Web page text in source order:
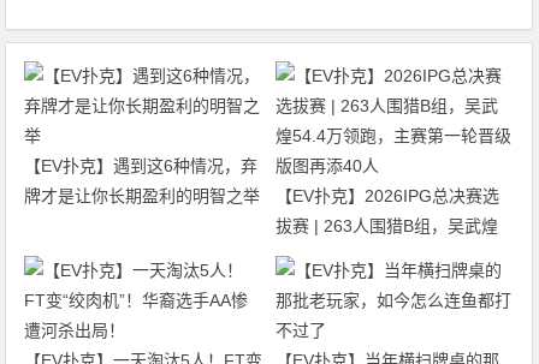
【EV扑克】遇到这6种情况，弃
牌才是让你长期盈利的明智之举
【EV扑克】2026IPG总决赛选
拔赛 | 263人围猎B组，吴武煌
54.4万领跑，主赛第一轮晋级版
图再添40人
【EV扑克】一天淘汰5人！FT变 【EV扑克】当年横扫牌桌的那